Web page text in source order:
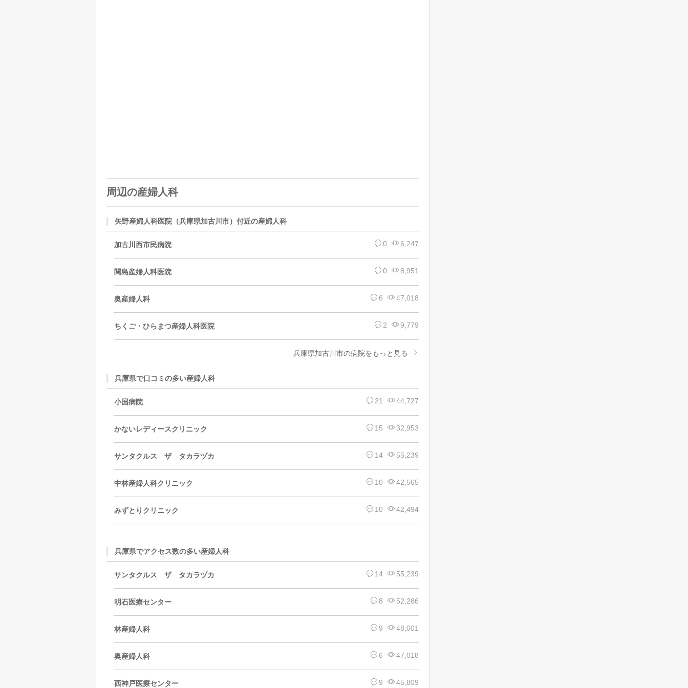
周辺の産婦人科
矢野産婦人科医院（兵庫県加古川市）付近の産婦人科
加古川西市民病院 0 6,247
関島産婦人科医院 0 8,951
奥産婦人科 6 47,018
ちくご・ひらまつ産婦人科医院 2 9,779
兵庫県加古川市の病院をもっと見る
兵庫県で口コミの多い産婦人科
小国病院 21 44,727
かないレディースクリニック 15 32,953
サンタクルス ザ タカラヅカ 14 55,239
中林産婦人科クリニック 10 42,565
みずとりクリニック 10 42,494
兵庫県でアクセス数の多い産婦人科
サンタクルス ザ タカラヅカ 14 55,239
明石医療センター 8 52,286
林産婦人科 9 48,001
奥産婦人科 6 47,018
西神戸医療センター 9 45,809